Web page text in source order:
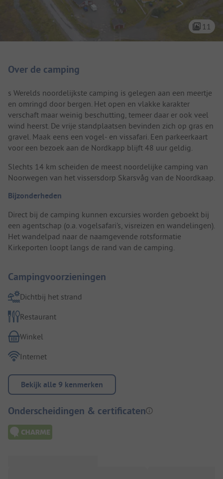
11
Over de camping
s Werelds noordelijkste camping is gelegen aan een meertje
en omringd door bergen. Het open en vlakke karakter
verschaft maar weinig beschutting, temeer daar er ook veel
wind heerst. De vrije standplaatsen bevinden zich op gras en
gravel. Maak eens een vogel- en vissafari. Een parkeerkaart
voor een bezoek aan de Nordkapp blijft 48 uur geldig.
Slechts 14 km scheiden de meest noordelijke camping van
Noorwegen van het vissersdorp Skarsvåg van de Noordkaap.
Bijzonderheden
Direct bij de camping kunnen excursies worden geboekt bij
een agentschap (o.a. vogelsafari's, visreizen en wandelingen).
Het wandelpad naar de naamgevende rotsformatie
Kirkeporten loopt langs de rand van de camping.
Campingvoorzieningen
Dichtbij het strand
Restaurant
Winkel
Internet
Bekijk alle 9 kenmerken
Onderscheidingen & certificaten